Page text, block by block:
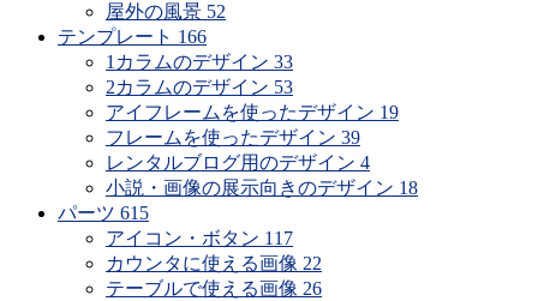
屋外の風景 52
テンプレート 166
1カラムのデザイン 33
2カラムのデザイン 53
アイフレームを使ったデザイン 19
フレームを使ったデザイン 39
レンタルブログ用のデザイン 4
小説・画像の展示向きのデザイン 18
パーツ 615
アイコン・ボタン 117
カウンタに使える画像 22
テーブルで使える画像 26